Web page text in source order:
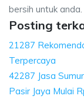
bersih untuk anda.
Posting
21287
Terpercaya
42287 Jasa
Pasir Jaya Mulai